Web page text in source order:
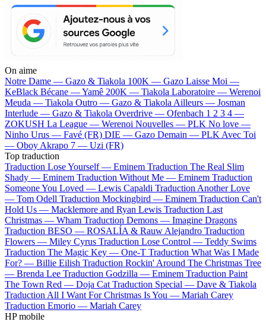
On aime
Notre Dame — Gazo & Tiakola 100K — Gazo Laisse Moi —
KeBlack Bécane —Yamê 200K — Tiakola Laboratoire — Werenoi
Meuda — Tiakola Outro — Gazo & Tiakola Ailleurs — Josman
Interlude — Gazo & Tiakola Overdrive — Ofenbach 1 2 3 4 —
ZOKUSH La League — Werenoi Nouvelles — PLK No love —
Ninho Urus — Favé (FR) DIE — Gazo Demain — PLK Avec Toi
— Oboy Akrapo 7 — Uzi (FR)
Top traduction
Traduction Lose Yourself — Eminem Traduction The Real Slim
Shady — Eminem Traduction Without Me — Eminem Traduction
Someone You Loved — Lewis Capaldi Traduction Another Love
— Tom Odell Traduction Mockingbird — Eminem Traduction Can't
Hold Us — Macklemore and Ryan Lewis Traduction Last
Christmas — Wham Traduction Demons — Imagine Dragons
Traduction BESO — ROSALÍA & Rauw Alejandro Traduction
Flowers — Miley Cyrus Traduction Lose Control — Teddy Swims
Traduction The Magic Key — One-T Traduction What Was I Made
For? — Billie Eilish Traduction Rockin' Around The Christmas Tree
— Brenda Lee Traduction Godzilla — Eminem Traduction Paint
The Town Red — Doja Cat Traduction Special — Dave & Tiakola
Traduction All I Want For Christmas Is You — Mariah Carey
Traduction Emorio — Mariah Carey
HP mobile